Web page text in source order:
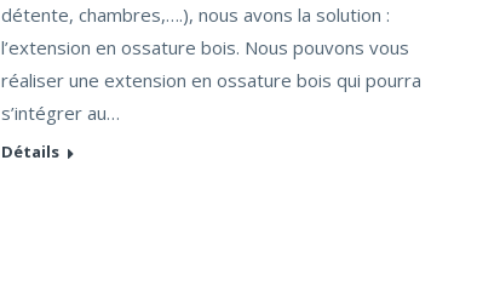
détente, chambres,….), nous avons la solution :
l’extension en ossature bois. Nous pouvons vous
réaliser une extension en ossature bois qui pourra
s’intégrer au…
Détails